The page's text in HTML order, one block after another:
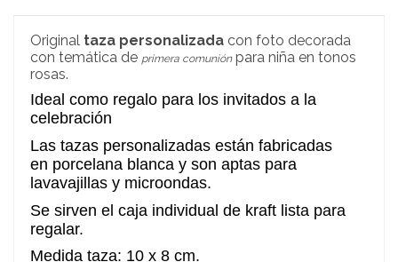
Original taza personalizada con foto decorada
con temática de primera comuniónpara niña en tonos
rosas.
Ideal como regalo para los invitados a la
celebración
Las tazas personalizadas están fabricadas
en porcelana blanca y son aptas para
lavavajillas y microondas.
Se sirven el caja individual de kraft lista para
regalar.
Medida taza: 10 x 8 cm.